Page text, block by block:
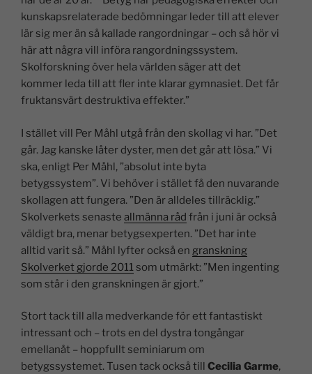
kunskapsrelaterade bedömningar leder till att elever
lär sig mer än så kallade rangordningar – och så hör vi
här att några vill införa rangordningssystem.
Skolforskning över hela världen säger att det
kommer leda till att fler inte klarar gymnasiet. Det får
fruktansvärt destruktiva effekter.”
I stället vill Per Måhl utgå från den skollag vi har. ”Det
går. Jag kanske låter dyster, men det går att lösa.” Vi
ska, enligt Per Måhl, ”absolut inte byta
betygssystem”. Vi behöver i stället få den nuvarande
skollagen att fungera. ”Den är alldeles tillräcklig.”
Skolverkets senaste allmänna råd från i juni är också
väldigt bra, menar betygsexperten. ”Det har inte
alltid varit så.” Måhl lyfter också en granskning
Skolverket gjorde 2011som utmärkt: ”Men ingenting
som står i den granskningen är gjort.”
Stort tack till alla medverkande för ett fantastiskt
intressant och – trots en del dystra tongångar
emellanåt – hoppfullt seminiarum om
betygssystemet. Tusen tack också till Cecilia Garme,